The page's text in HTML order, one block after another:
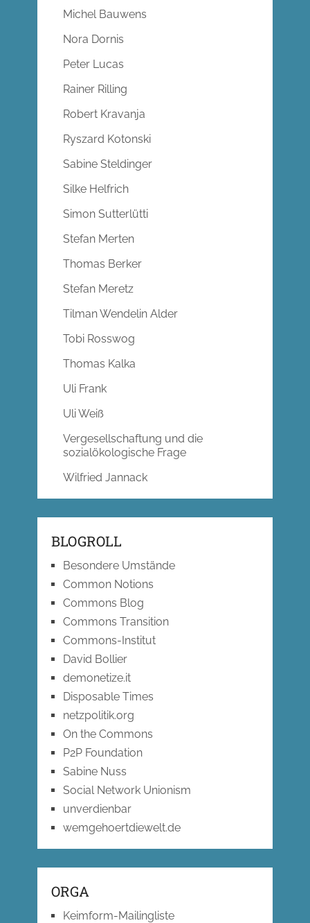
Michel Bauwens
Nora Dornis
Peter Lucas
Rainer Rilling
Robert Kravanja
Ryszard Kotonski
Sabine Steldinger
Silke Helfrich
Simon Sutterlütti
Stefan Merten
Thomas Berker
Stefan Meretz
Tilman Wendelin Alder
Tobi Rosswog
Thomas Kalka
Uli Frank
Uli Weiß
Vergesellschaftung und die
sozialökologische Frage
Wilfried Jannack
BLOGROLL
Besondere Umstände
Common Notions
Commons Blog
Commons Transition
Commons-Institut
David Bollier
demonetize.it
Disposable Times
netzpolitik.org
On the Commons
P2P Foundation
Sabine Nuss
Social Network Unionism
unverdienbar
wemgehoertdiewelt.de
ORGA
Keimform-Mailingliste